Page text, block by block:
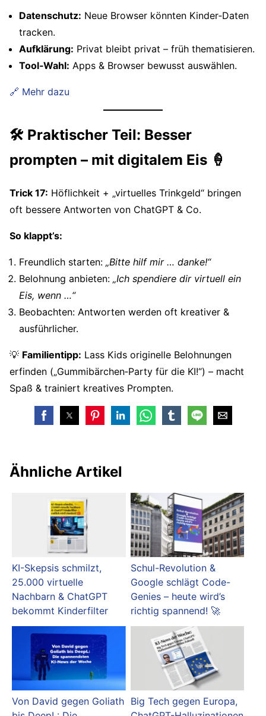
Datenschutz: Neue Browser könnten Kinder‑Daten
tracken.
Aufklärung: Privat bleibt privat – früh thematisieren.
Tool‑Wahl: Apps & Browser bewusst auswählen.
🔗 Mehr dazu
🛠️ Praktischer Teil: Besser
prompten – mit digitalem Eis 🍦
Trick 17: Höflichkeit + „virtuelles Trinkgeld“ bringen
oft bessere Antworten von ChatGPT & Co.
So klappt’s:
Freundlich starten: „Bitte hilf mir … danke!“
Belohnung anbieten: „Ich spendiere dir virtuell ein
Eis, wenn …“
Beobachten: Antworten werden oft kreativer &
ausführlicher.
💡 Familientipp: Lass Kids originelle Belohnungen
erfinden („Gummibärchen‑Party für die KI!“) – macht
Spaß & trainiert kreatives Prompten.
Ähnliche Artikel
KI-Skepsis schmilzt,
25.000 virtuelle
Nachbarn & ChatGPT
bekommt Kinderfilter
Schul-Revolution &
Google schlägt Code-
Genies – heute wird’s
richtig spannend! 🚀
Von David gegen Goliath Big Tech gegen Europa,